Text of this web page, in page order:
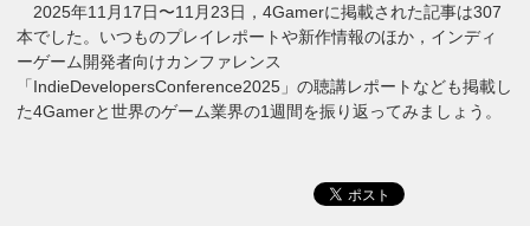
2025年11月17日〜11月23日，4Gamerに掲載された記事は307
本でした。いつものプレイレポートや新作情報のほか，インディ
ーゲーム開発者向けカンファレンス
「IndieDevelopersConference2025」の聴講レポートなども掲載し
た4Gamerと世界のゲーム業界の1週間を振り返ってみましょう。